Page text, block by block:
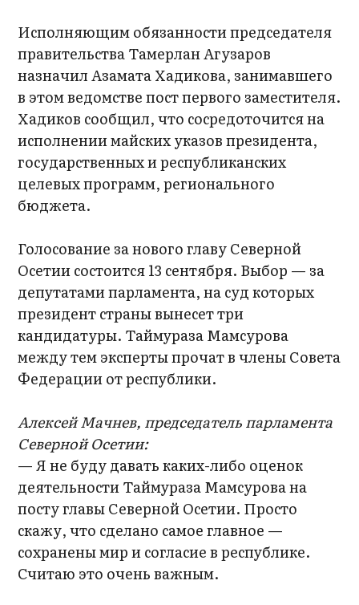
Исполняющим обязанности председателя
правительства Тамерлан Агузаров
назначил Азамата Хадикова, занимавшего
в этом ведомстве пост первого заместителя.
Хадиков сообщил, что сосредоточится на
исполнении майских указов президента,
государственных и республиканских
целевых программ, регионального
бюджета.
Голосование за нового главу Северной
Осетии состоится 13 сентября. Выбор — за
депутатами парламента, на суд которых
президент страны вынесет три
кандидатуры. Таймураза Мамсурова
между тем эксперты прочат в члены Совета
Федерации от республики.
Алексей Мачнев, председатель парламента
Северной Осетии:
— Я не буду давать каких-либо оценок
деятельности Таймураза Мамсурова на
посту главы Северной Осетии. Просто
скажу, что сделано самое главное —
сохранены мир и согласие в республике.
Считаю это очень важным.